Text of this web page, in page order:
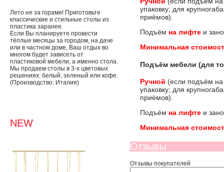
Лето не за горами! Приготовьте
классические и стильные столы из
пластика заранее.
Если Вы планируете провести
тёплые месяцы за городом, на даче
или в частном доме, Ваш отдых во
многом будет зависеть от
пластиковой мебели, а именно стола.
Мы продаем столы в 3-х цветовых
решениях: белый, зеленый или кофе.
(Производство: Италия)
NEW
упаковку; для
приёмов).
Подъём на лифте и
Минимальная
Подъём мебели (для
Ручной (если подъём
упаковку; для
приёмов).
Подъём на лифте и
Минимальная
Отзывы
Отзывы покупателей